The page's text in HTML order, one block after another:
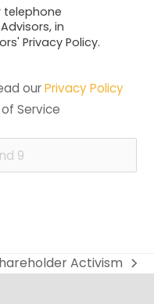
telephone
in
Privacy Policy.
our Privacy Policy
Service
Activism